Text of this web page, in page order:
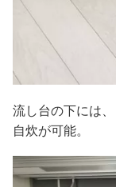
流し台の下には
自炊が可能。